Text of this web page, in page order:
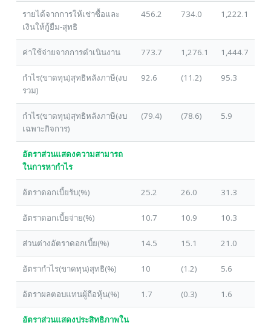
รายได้จากการให้เช่าซื้อและ
เงินให้กู้ยืม-สุทธิ
456.2 734.0 1,222.1
ค่าใช้จ่ายจากการดำเนินงาน 773.7 1,276.1 1,444.7
กำไร(ขาดทุน)สุทธิหลังภาษี(งบ
รวม)
92.6 (11.2) 95.3
กำไร(ขาดทุน)สุทธิหลังภาษี(งบ
เฉพาะกิจการ)
(79.4) (78.6) 5.9
อัตราส่วนแสดงความสามารถ
ในการหากำไร
อัตราดอกเบี้ยรับ(%) 25.2 26.0 31.3
อัตราดอกเบี้ยจ่าย(%) 10.7 10.9 10.3
ส่วนต่างอัตราดอกเบี้ย(%) 14.5 15.1 21.0
อัตรากำไร(ขาดทุน)สุทธิ(%) 10 (1.2) 5.6
อัตราผลตอบแทนผู้ถือหุ้น(%) 1.7 (0.3) 1.6
อัตราส่วนแสดงประสิทธิภาพใน